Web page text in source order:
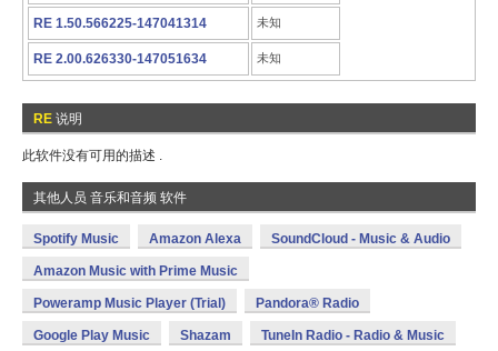
RE 1.50.566225-147041314 未知
RE 2.00.626330-147051634 未知
RE 说明
此软件没有可用的描述 .
其他人员 音乐和音频 软件
Spotify Music Amazon Alexa SoundCloud - Music & Audio
Amazon Music with Prime Music
Poweramp Music Player (Trial) Pandora® Radio
Google Play Music Shazam TuneIn Radio - Radio & Music